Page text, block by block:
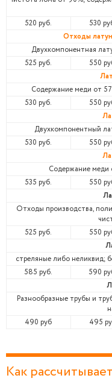
520 руб.
530
Отходы
Двухкомпонентная
525 руб.
550
Содержание меди от
530 руб.
550
Двухкомпонентный
530 руб.
550
Содержание меди
535 руб.
550
Отходы производства,
525 руб.
550
стреляные либо неликвид;
585 руб.
590
Разнообразные трубы и
490 руб
495
Как